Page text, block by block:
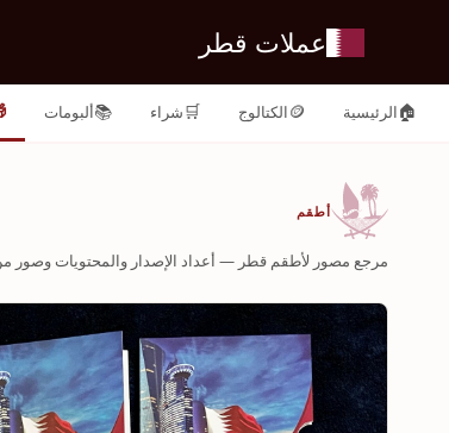
عملات قطر
🏠الرئيسية 🪙الكتالوج 🛒شراء 📚ألبومات
أطقم
مرجع مصور لأطقم قطر — أعداد الإصدار والمحتويات وصور